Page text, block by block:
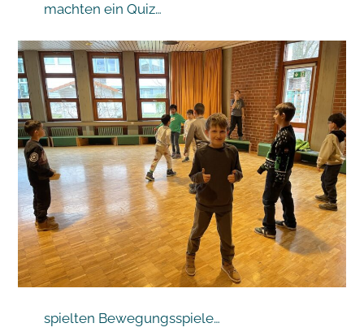
machten ein Quiz…
spielten Bewegungsspiele…